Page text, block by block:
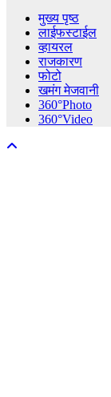
मुख्य पृष्ठ
लाईफस्टाईल
व्हायरल
राजकारण
फोटो
खमंग मेजवानी
360°Photo
360°Video